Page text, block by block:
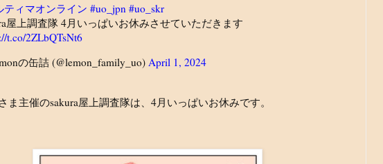
ティマオンライン #uo_jpn #uo_skr
屋上調査隊 4月いっぱいお休みさせていただきます
t.co/2ZLbQTsNt6
の缶詰 (@lemon_family_uo) April 1, 2024
ま主催のsakura屋上調査隊は、4月いっぱいお休みです。